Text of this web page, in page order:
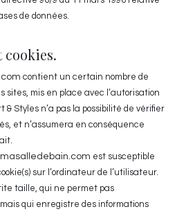
de données.
cookies.
contient un certain nombre de
sites, mis en place avec l’autorisation
& Styles n’a pas la possibilité de vérifier
et n’assumera en conséquence
est susceptible
sur l’ordinateur de l’utilisateur.
taille, qui ne permet pas
qui enregistre des informations